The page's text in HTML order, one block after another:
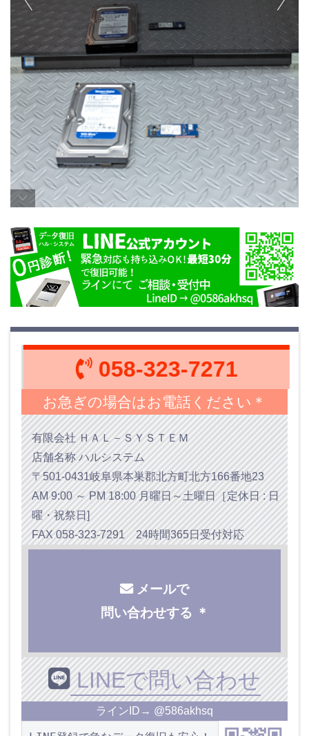
058-323-7271
お急ぎの場合はお電話ください＊
有限会社 ＨＡＬ－ＳＹＳＴＥＭ
店舗名称 ハルシステム
〒501-0431岐阜県本巣郡北方町北方166番地23
AM 9:00 ～ PM 18:00 月曜日～土曜日［定休日 : 日
曜・祝祭日]
FAX 058-323-7291 24時間365日受付対応
メールで
問い合わせする ＊
LINEで問い合わせ
ラインID→ @586akhsq